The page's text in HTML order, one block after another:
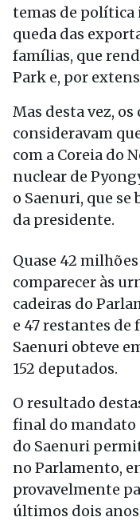
temas de política
queda das
famílias, que
Park e, por
Mas desta vez,
consideravam
com a Coreia do
nuclear de
o Saenuri, que
da presidente.
Quase 42
comparecer às
cadeiras do
e 47 restantes de
Saenuri obteve
152 deputados.
O resultado
final do mandato
do Saenuri
no Parlamento,
provavelmente
últimos dois